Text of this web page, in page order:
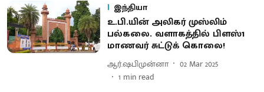
இந்தியா
உ.பி.யின் அலிகர் முஸ்லிம்
பல்கலை. வளாகத்தில் பிளஸ்1
மாணவர் சுட்டுக் கொலை!
ஆர்.ஷபிமுன்னா
02 Mar 2025
1 min read